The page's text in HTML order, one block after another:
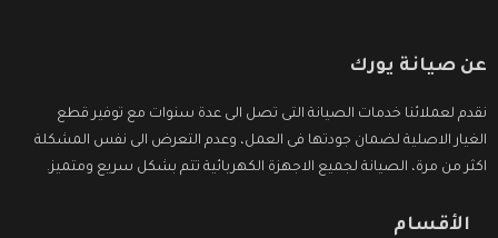
عن صيانة يورك
نقدم لعملائنا خدمات الصيانة التى تصل الى عدة سنوات مع توفير قطع
الغيار الاصلية لضمان جودتها فى العمل، وعدم التعرض الى نفس المشكلة
اكثر من مرة، الصيانة لجميع الاجهزة الكهربائية تتم بشكل سريع ومتميز.
الأقسام